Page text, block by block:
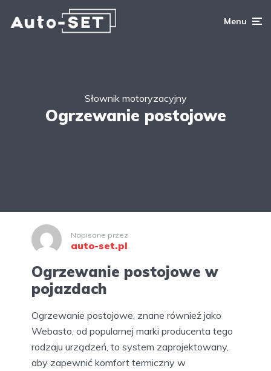
Menu
Słownik motoryzacyjny
Ogrzewanie postojowe
Napisane przez
auto-set.pl
Ogrzewanie postojowe w
pojazdach
Ogrzewanie postojowe, znane również jako
Webasto, od popularnej marki producenta tego
rodzaju urządzeń, to system zaprojektowany,
aby zapewnić komfort termiczny w